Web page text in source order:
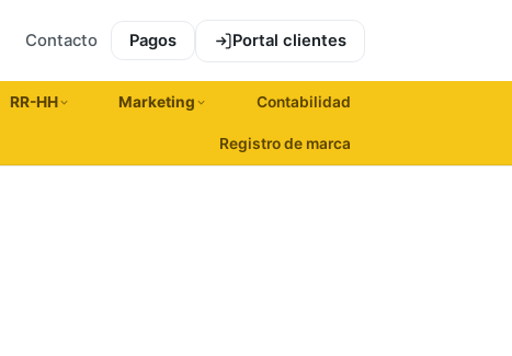
Contacto Pagos Portal clientes
RR-HH Marketing Contabilidad
Registro de marca